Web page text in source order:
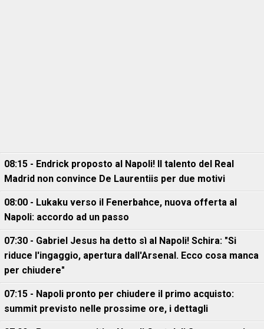
08:15 - Endrick proposto al Napoli! Il talento del Real
Madrid non convince De Laurentiis per due motivi
08:00 - Lukaku verso il Fenerbahce, nuova offerta al
Napoli: accordo ad un passo
07:30 - Gabriel Jesus ha detto sì al Napoli! Schira: "Si
riduce l'ingaggio, apertura dall'Arsenal. Ecco cosa manca
per chiudere"
07:15 - Napoli pronto per chiudere il primo acquisto:
summit previsto nelle prossime ore, i dettagli